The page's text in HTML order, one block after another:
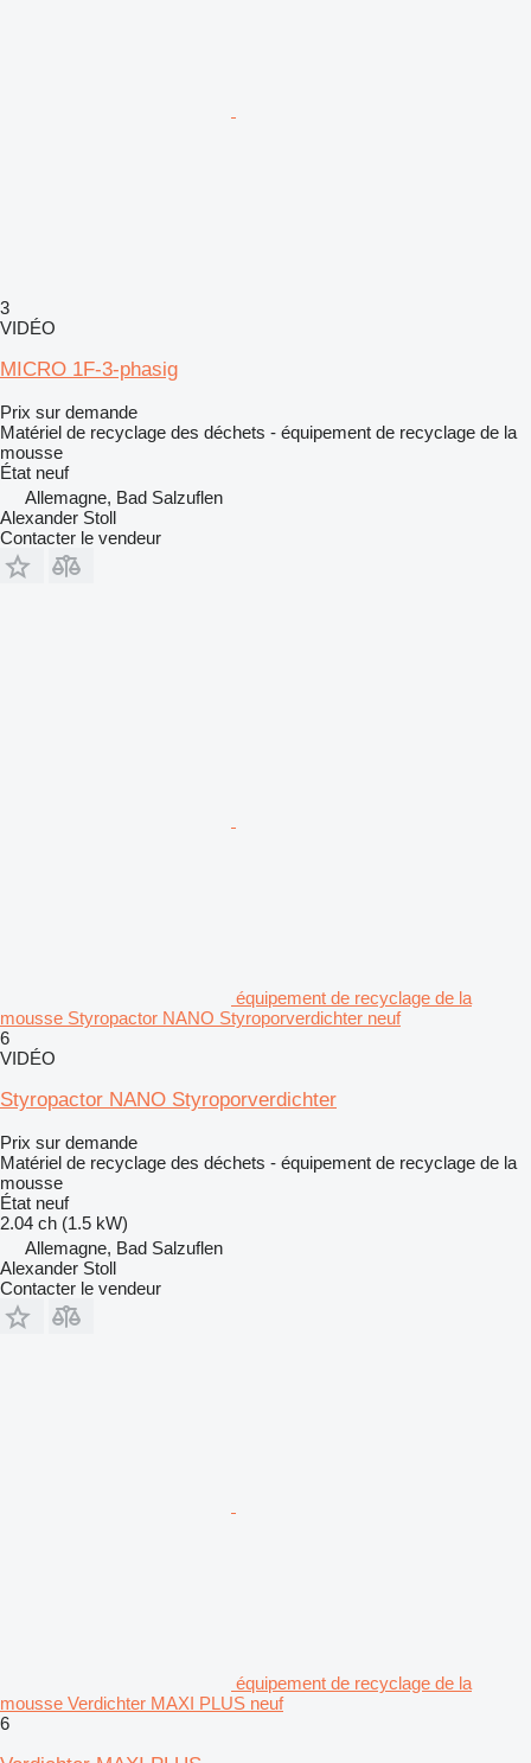
3
VIDÉO
MICRO 1F-3-phasig
Prix sur demande
Matériel de recyclage des déchets - équipement de recyclage de la
mousse
État neuf
Allemagne, Bad Salzuflen
Alexander Stoll
Contacter le vendeur
équipement de recyclage de la
mousse Styropactor NANO Styroporverdichter neuf
6
VIDÉO
Styropactor NANO Styroporverdichter
Prix sur demande
Matériel de recyclage des déchets - équipement de recyclage de la
mousse
État neuf
2.04 ch (1.5 kW)
Allemagne, Bad Salzuflen
Alexander Stoll
Contacter le vendeur
équipement de recyclage de la
mousse Verdichter MAXI PLUS neuf
6